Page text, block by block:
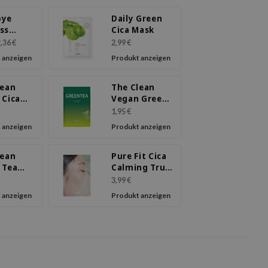
Mask
€
Daily Green
Cica Mask
2,99 €
Produkt anzeigen
The Clean
Vegan Green
Tea Mask
1,95 €
Produkt anzeigen
Pure Fit Cica
Calming True
Sheet Mask
3,99 €
Produkt anzeigen